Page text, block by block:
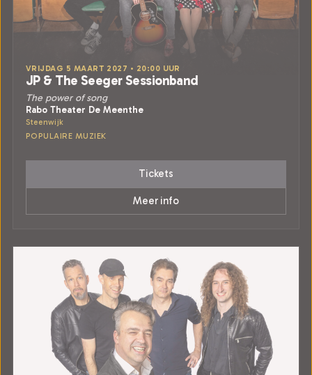
VRIJDAG 5 MAART 2027 • 20:00 UUR
JP & The Seeger Sessionband
The power of song
Rabo Theater De Meenthe
Steenwijk
POPULAIRE MUZIEK
Tickets
Meer info